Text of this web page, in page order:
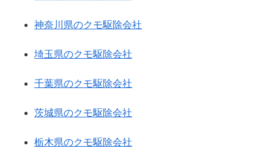
神奈川県のクモ駆除会社
埼玉県のクモ駆除会社
千葉県のクモ駆除会社
茨城県のクモ駆除会社
栃木県のクモ駆除会社